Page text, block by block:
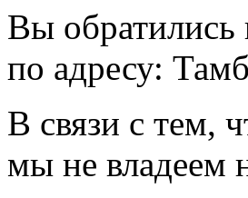
Вы
по адресу:
В связи с тем,
мы не владеем